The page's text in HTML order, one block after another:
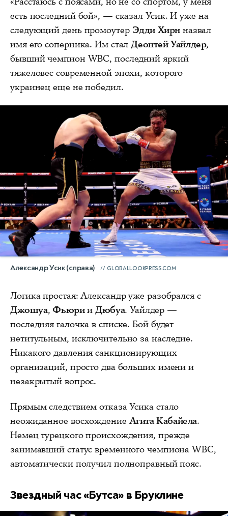
есть последний бой», — сказал Усик. И уже на
следующий день промоутер Эдди Хирнназвал
имя его соперника. Им сталДеонтей Уайлдер,
бывший чемпион WBC, последний яркий
тяжеловес современной эпохи, которого
украинец еще не победил.
Александр Усик (справа) GLOBALLOOKPRESS.COM
Логика простая: Александр уже разобрался с
Джошуа, ФьюрииДюбуа. Уайлдер —
последняя галочка в списке. Бой будет
нетитульным, исключительно за наследие.
Никакого давления санкционирующих
организаций, просто два больших имени и
незакрытый вопрос.
Прямым следствием отказа Усика стало
неожиданное восхождение Агита Кабайела.
Немец турецкого происхождения, прежде
занимавший статус временного чемпиона WBC,
автоматически получил полноправный пояс.
Звездный час «Бутса» в Бруклине